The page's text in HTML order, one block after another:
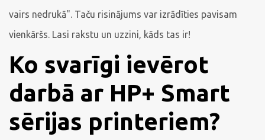
vairs nedrukā". Taču risinājums var izrādīties pavisam
vienkāršs. Lasi rakstu un uzzini, kāds tas ir!
Ko svarīgi ievērot
darbā ar HP+ Smart
sērijas printeriem?